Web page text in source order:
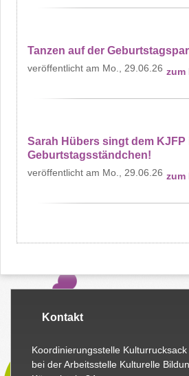
Tanzen auf der
Mo., 29.06.26 zum
Sarah Hübers singt dem KJFP
Geburtstagsständchen!
Mo., 29.06.26 zum
Kontakt
Koordinierungsstelle Kulturrucksack
bei der Arbeitsstelle Kulturelle